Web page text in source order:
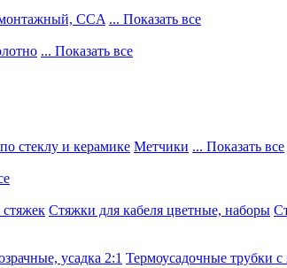
CCA ... Показать все
... Показать все
стеклу и керамике Метчики ... Показать все
Стяжки для кабеля цветные, наборы
усадка 2:1 Термоусадочные трубки с